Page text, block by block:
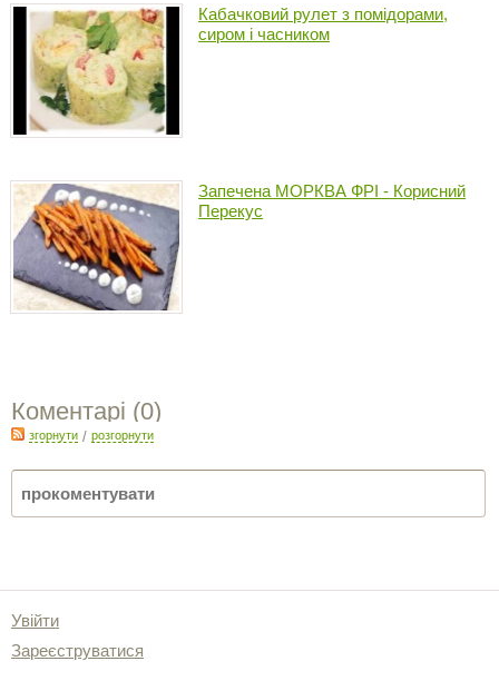
Кабачковий рулет з помідорами,
сиром і часником
Запечена МОРКВА ФРІ - Корисний
Перекус
Коментарі (0)
згорнути / розгорнути
Увійти
Зареєструватися